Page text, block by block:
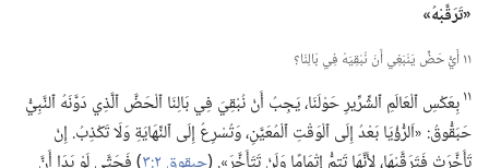
‏«تَرَقَّبْهُ»‏
١١ أَيُّ حَضٍّ يَنْبَغِي أَنْ نُبْقِيَهُ فِي بَالِنَا؟‏
١١بِعَكْسِ ٱلْعَالَمِ ٱلشِّرِّيرِ حَوْلَنَا،‏ يَجِبُ أَنْ نُبْقِيَ فِي بَالِنَا ٱلْحَضَّ ٱلَّذِي دَوَّنَهُ ٱلنَّبِيُّ
حَبَقُّوقُ:‏ «اَلرُّؤْيَا بَعْدُ إِلَى ٱلْوَقْتِ ٱلْمُعَيَّنِ،‏ وَتُسْرِعُ إِلَى ٱلنِّهَايَةِ وَلَا تَكْذِبُ.‏ إِنْ